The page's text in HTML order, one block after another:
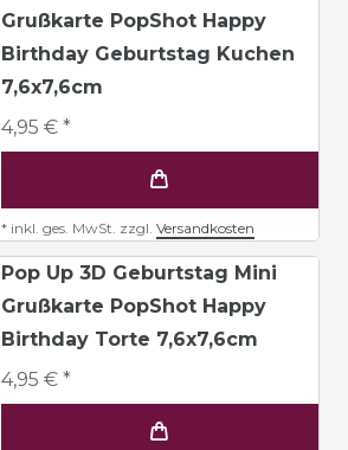
Grußkarte PopShot Happy
Birthday Geburtstag Kuchen
7,6x7,6cm
4,95 € *
* inkl. ges. MwSt. zzgl. Versandkosten
Pop Up 3D Geburtstag Mini
Grußkarte PopShot Happy
Birthday Torte 7,6x7,6cm
4,95 € *